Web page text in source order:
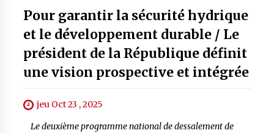
Pour garantir la sécurité hydrique
et le développement durable / Le
président de la République définit
une vision prospective et intégrée
jeu Oct 23 , 2025
Le deuxième programme national de dessalement de